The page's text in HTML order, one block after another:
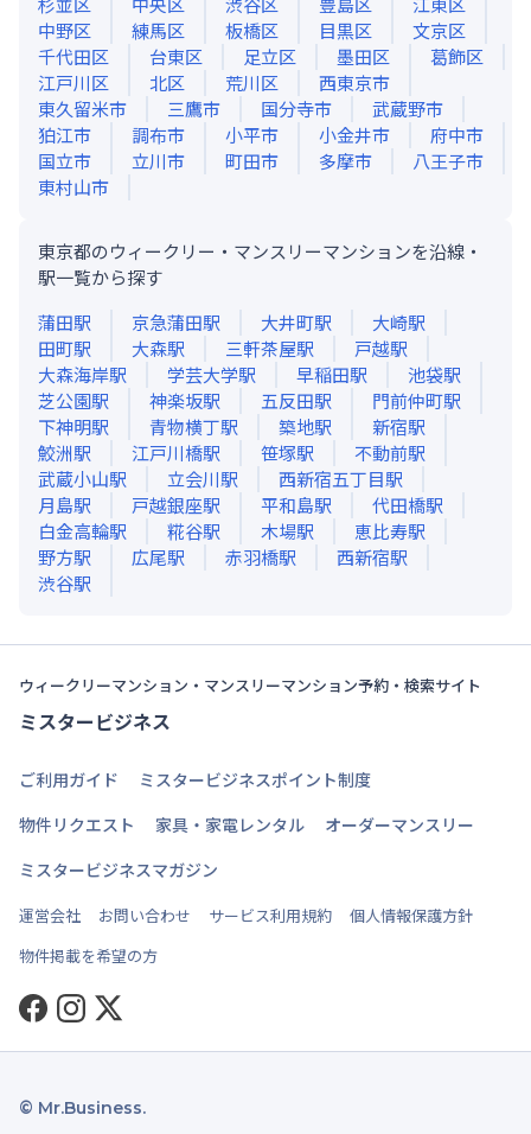
中野区
練馬区 板橋区 目黒区
文京区
千代田区
台東区 足立区 墨田区
葛飾区
江戸川区
北区 荒川区
西東京市
東久留米市
三鷹市 国分寺市
武蔵野市
狛江市
調布市 小平市 小金井市
府中市
国立市
立川市 町田市 多摩市
八王子市
東村山市
東京都のウィークリー・マンスリーマンションを沿線・
駅一覧から探す
蒲田駅 京急蒲田駅 大井町駅 大崎駅
田町駅 大森駅 三軒茶屋駅 戸越駅
大森海岸駅 学芸大学駅 早稲田駅 池袋駅
芝公園駅 神楽坂駅 五反田駅 門前仲町駅
下神明駅 青物横丁駅 築地駅 新宿駅
鮫洲駅 江戸川橋駅 笹塚駅 不動前駅
武蔵小山駅 立会川駅 西新宿五丁目駅
月島駅 戸越銀座駅 平和島駅 代田橋駅
白金高輪駅 糀谷駅 木場駅 恵比寿駅
野方駅 広尾駅 赤羽橋駅 西新宿駅
渋谷駅
ウィークリーマンション・マンスリーマンション予約・検索サイト
ミスタービジネス
ご利用ガイド
ミスタービジネスポイント制度
物件リクエスト
家具・家電レンタル
オーダーマンスリー
ミスタービジネスマガジン
運営会社 お問い合わせ サービス利用規約
個人情報保護方針
物件掲載を希望の方
Facebook
Instagram
Twitter
© Mr.Business.